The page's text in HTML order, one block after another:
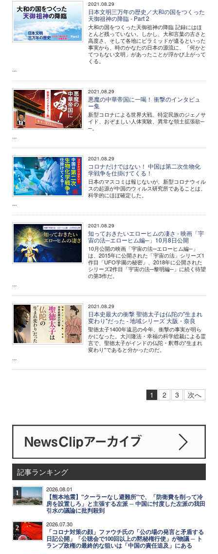
2021.08.29
日本文明三万年の歴史／大和の国をつくった
天御祖神の降臨 - Part 2
大和の国をつくった天御祖神の降臨 記録にはほ
とんど残っていない。しかし、大和言葉の古さと
高度さ、そして各地にピラミッドが遺るといった
事実から、時のかなたの日本の源流に、「何かと
てつもない文明」があったことが浮かび上がって
くる。
...
2021.08.29
悪魔の中華帝国に一喝！ 衝撃のインタビュ
ー集
新型コロナによる世界大戦、特定民族のジェノサ
イド、おぞましい人体実験、異常な領土拡張欲─
─。
...
2021.08.29
コロナだけではない！ 中国は第二次生物化
学戦争を仕掛けてくる！
日本のマスコミは報じないが、新型コロナウィル
スの起源が中国のウィルス研究所であることは、
科学的にほぼ確定した。
...
2021.08.29
知っておきたいエローヒムの凄さ - 映画「宇
宙の法─エローヒム編─」10月8日公開
10月公開の映画「宇宙の法─エローヒム編─」
は、2015年に公開された「宇宙の法」シリーズ1
作目「UFO学園の秘密」、2018年に公開された
シリーズ2作目「宇宙の法─黎明編─」に続く待望
の第3作だ。
...
2021.08.29
日本史最大の衝撃 聖徳太子は仏陀の"生まれ
変わり"だった - 地域シリーズ 大阪・奈良
聖徳太子1400年遠忌の今年、衝撃の事実が明ら
かになった。大川隆法・幸福の科学総裁による霊
言で、聖徳太子がインドの仏陀・釈尊の"生まれ
変わり"であると分かったのだ。
...
1 2 3 次へ
記事ランキング
1 2026.08.01
【熊本地震】"クーラーなし避難所"で、「防衛費を削って冷
房を設置しろ」と主張する左派 ─ 中国に忖度した左派の我田
引水の議論に批判殺到
2 2026.07.30
「コロナ対策の顔」ファウチ氏の「公の場の発言と矛盾する
日記公開」「公聴会で100回以上の黙秘権行使」が物議 ─ ト
ランプ政権の最終的な狙いは「中国の責任追及」にある